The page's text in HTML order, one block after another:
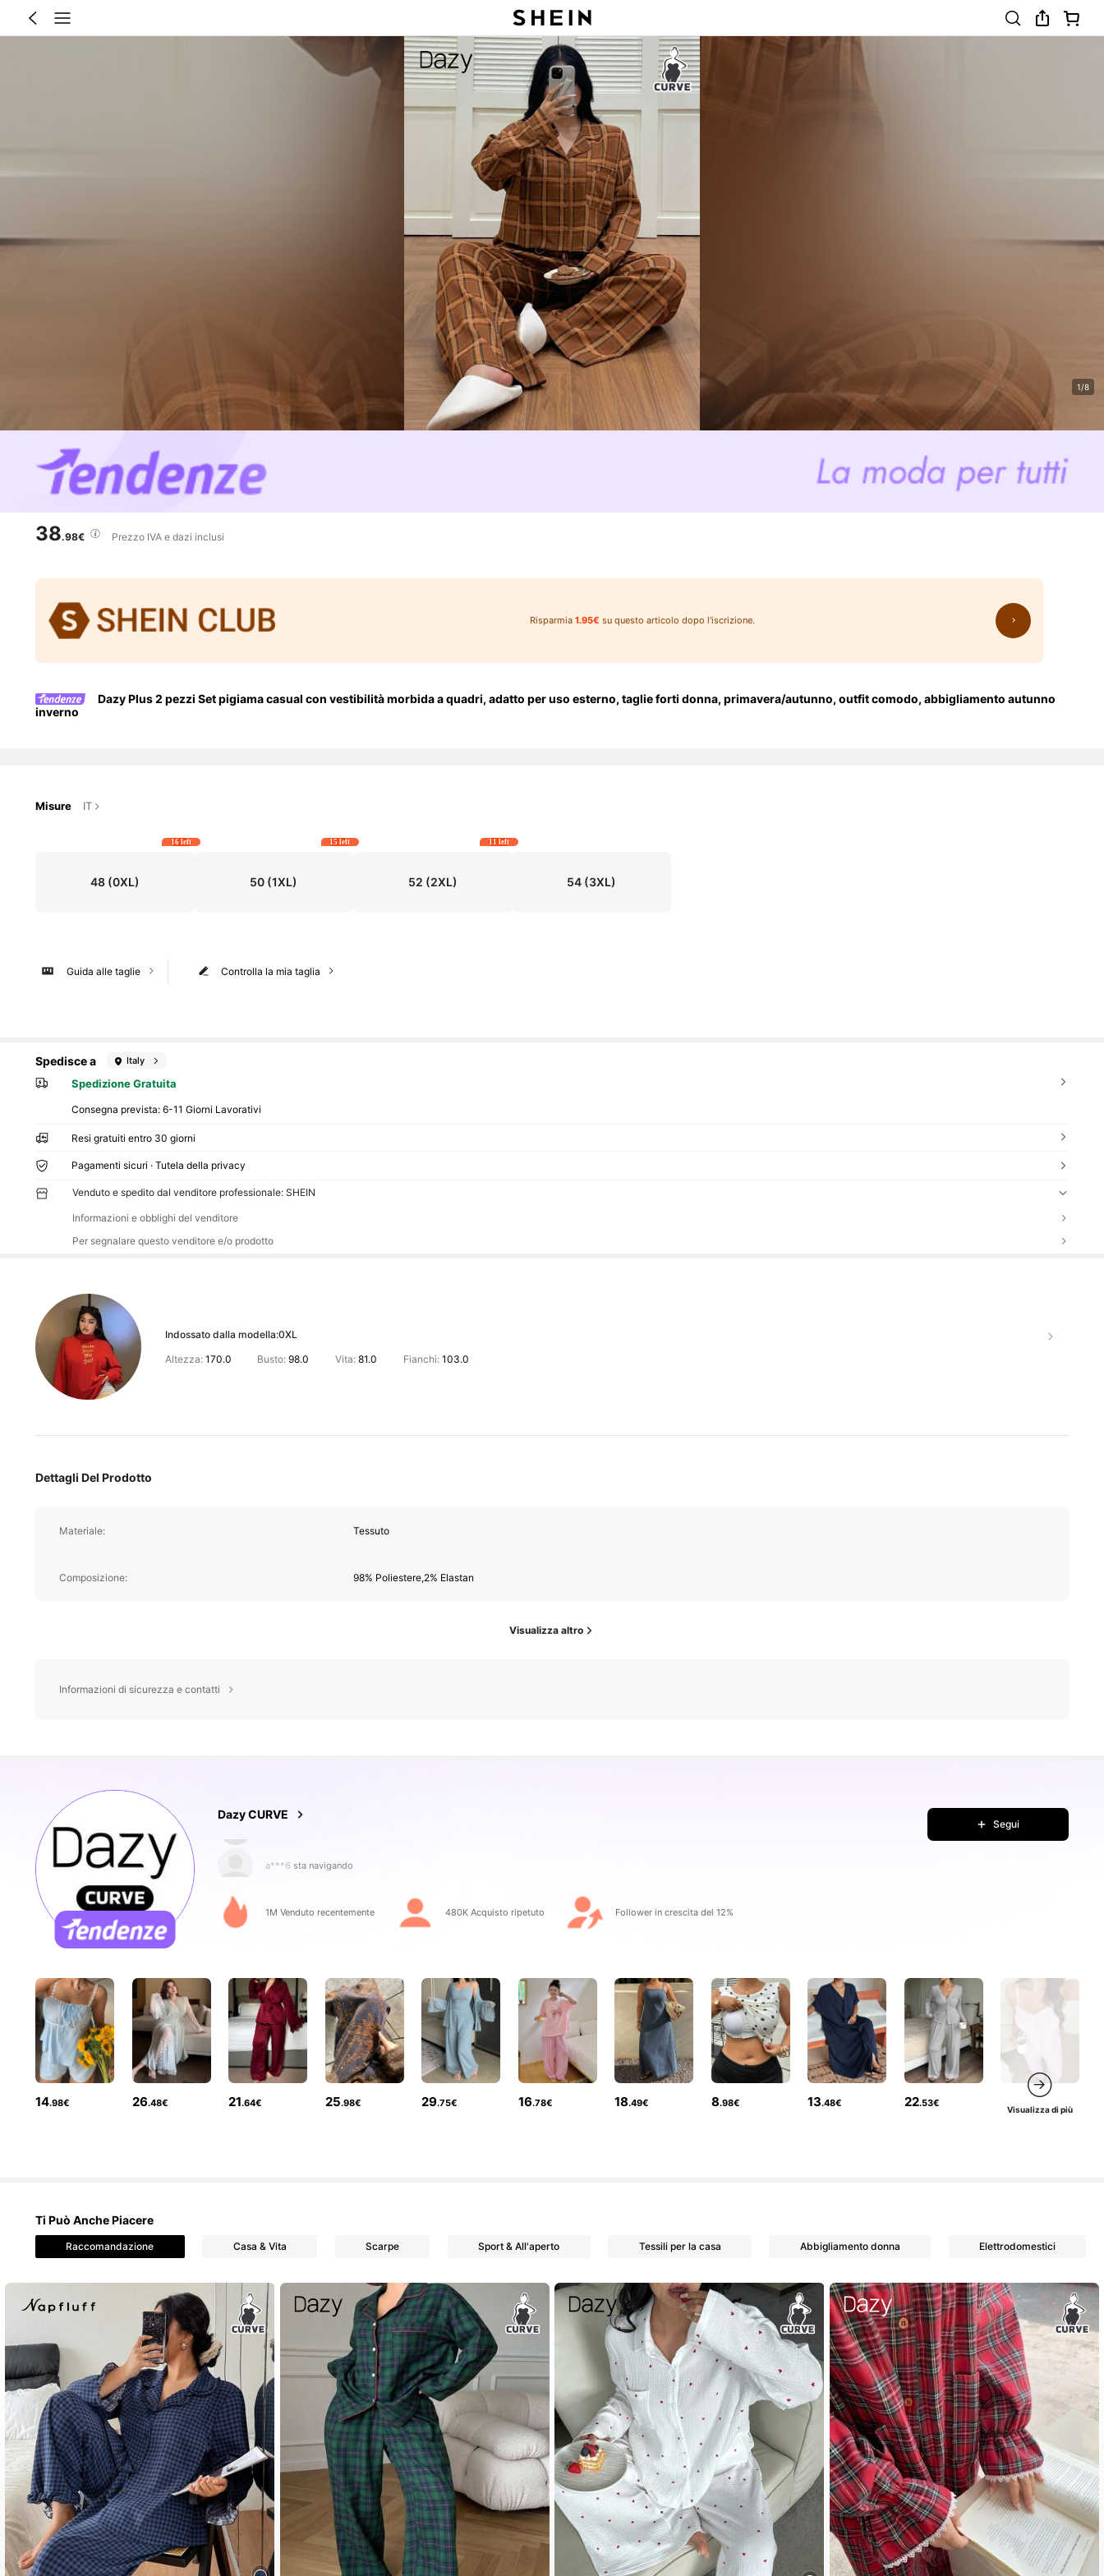
1/8
38.98€ Prezzo IVA e dazi inclusi
Risparmia1.95€ su questo articolo dopo l'iscrizione.
Dazy Plus 2 pezzi Set pigiama casual con vestibilità morbida a quadri, adatto per uso esterno, taglie forti donna, primavera/autunno, outfit comodo, abbigliamento autunno
inverno
Misure IT
48(0XL)
16 left
50 (1XL)
15 left
52 (2XL)
11 left
54 (3XL)
Controlla la mia taglia
Guida alle taglie
Spedisce a Italy
Spedizione Gratuita
Consegna prevista:6-11 Giorni Lavorativi
Resi gratuiti entro 30 giorni
Pagamenti sicuri · Tutela della privacy
Venduto e spedito dal venditore professionale: SHEIN
Informazioni e obblighi del venditore
Per segnalare questo venditore e/o prodotto
Indossato dalla modella:0XL
Altezza: 170.0 Busto:98.0 Vita: 81.0 Fianchi: 103.0
Dettagli Del Prodotto
Materiale: Tessuto
Composizione: 98% Poliestere,2% Elastan
Visualizza altro
Informazioni di sicurezza e contatti
Dazy CURVE
4.80
401K Follower
4.80
401K Follower
4.80
401K Follower
Segui
1M Venduto recentemente 480K Acquisto ripetuto Follower in crescita del 12%
14.98€ 26.48€ 21.64€ 25.98€ 29.75€ 16.78€ 18.49€ 8.98€ 13.48€ 22.53€
Visualizza di più
Ti Può Anche Piacere
Raccomandazione Casa & Vita Scarpe Sport & All'aperto Tessili per la casa Abbigliamento donna Elettrodomestici